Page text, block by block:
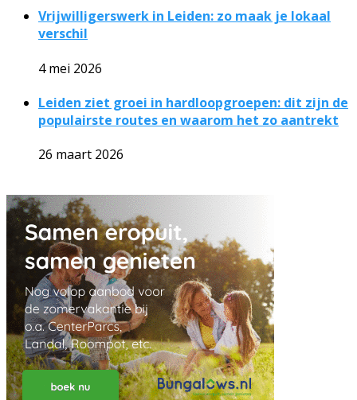
Vrijwilligerswerk in Leiden: zo maak je lokaal
verschil
4 mei 2026
Leiden ziet groei in hardloopgroepen: dit zijn de
populairste routes en waarom het zo aantrekt
26 maart 2026